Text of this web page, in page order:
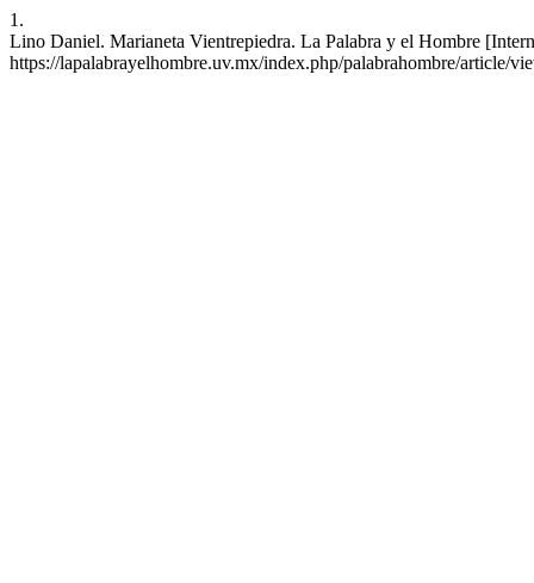
1.
Lino Daniel. Marianeta Vientrepiedra. La Palabra y el Hombre
https://lapalabrayelhombre.uv.mx/index.php/palabrahombre/article/